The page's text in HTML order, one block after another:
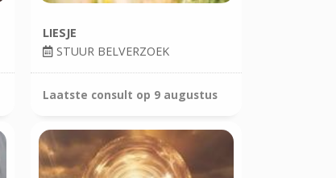
LIESJE
STUUR BELVERZOEK
Laatste consult op 9 augustus